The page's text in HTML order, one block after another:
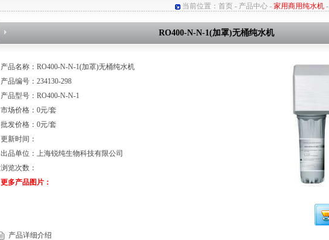
当前位置： 首页- 产品中心- 家用商用纯水机-
RO400-N-N-1(加罩)无桶纯水机
产品名称：RO400-N-N-1(加罩)无桶纯水机
产品编号：234130-298
产品型号：RO400-N-N-1
市场价格：0元/套
批发价格：0元/套
更新时间：
出品单位：上海锐纯生物科技有限公司
浏览次数：
更多产品图片：
产品详细介绍